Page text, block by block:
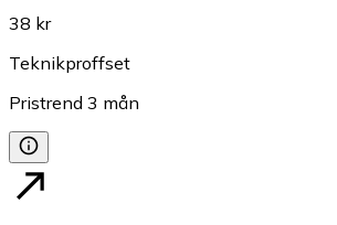
38 kr
Teknikproffset
Pristrend 3 mån